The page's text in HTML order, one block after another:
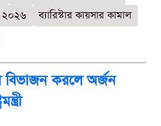
২০২৬
ব্যারিস্টার কায়সার কামাল
করলে অর্জন